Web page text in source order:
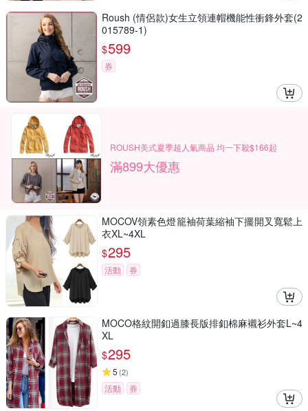
Roush (情侶款)女生立領連帽機能性衝鋒外套(2
015789-1)
$599
券
ROUSH美式夏季超人氣商品 均一下殺$166起
滿899大優惠
MOCOV領素色燈籠袖荷葉縮袖下擺開叉寬鬆上
衣XL~4XL
$295
活動 券
MOCO格紋開釦過膝長版排釦棉麻襯衫外套L~4
XL
$295
5 (2)
活動 券